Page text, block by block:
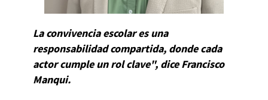
La convivencia escolar es una
responsabilidad compartida, donde cada
actor cumple un rol clave", dice Francisco
Manqui.